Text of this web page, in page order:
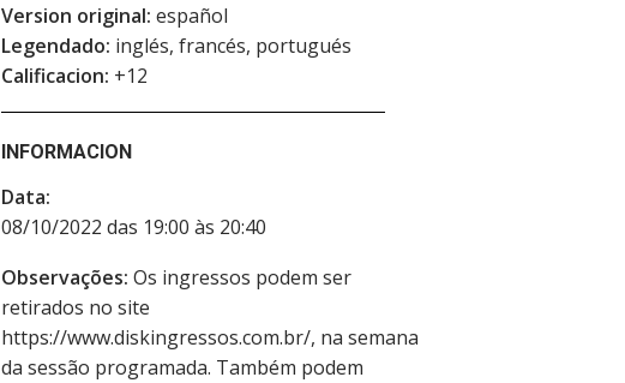
Version original: español
Legendado: inglés, francés, portugués
Calificacion: +12
INFORMACION
Data:
08/10/2022 das 19:00 às 20:40
Observações: Os ingressos podem ser
retirados no site
https://www.diskingressos.com.br/, na semana
da sessão programada. Também podem